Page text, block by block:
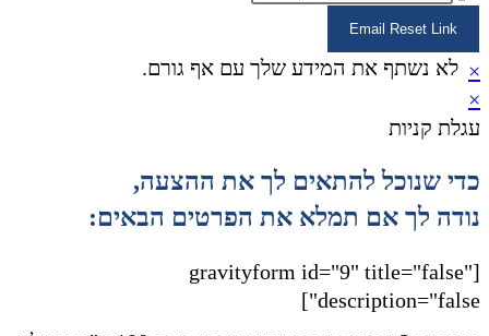
Email Reset Link
לא נשתף את המידע שלך עם אף גורם. ×
×
עגלת קניות
כדי שנוכל להתאים לך את ההצעה,
נודה לך אם תמלא את הפרטים הבאים:
[gravityform id="9" title="false"
description="false"]